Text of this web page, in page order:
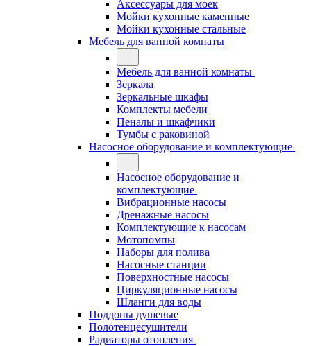
Аксессуары для моек
Мойки кухонные каменные
Мойки кухонные стальные
Мебель для ванной комнаты
Мебель для ванной комнаты
Зеркала
Зеркальные шкафы
Комплекты мебели
Пеналы и шкафчики
Тумбы с раковиной
Насосное оборудование и комплектующие
Насосное оборудование и
комплектующие
Вибрационные насосы
Дренажные насосы
Комплектующие к насосам
Мотопомпы
Наборы для полива
Насосные станции
Поверхностные насосы
Циркуляционные насосы
Шланги для воды
Поддоны душевые
Полотенцесушители
Радиаторы отопления